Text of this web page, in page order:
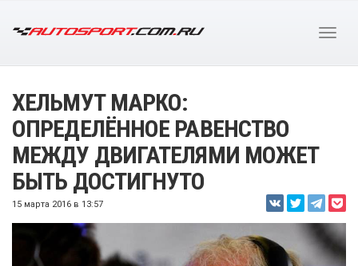
ХЕЛЬМУТ МАРКО:
ОПРЕДЕЛЁННОЕ РАВЕНСТВО
МЕЖДУ ДВИГАТЕЛЯМИ МОЖЕТ
БЫТЬ ДОСТИГНУТО
15 марта 2016 в 13:57